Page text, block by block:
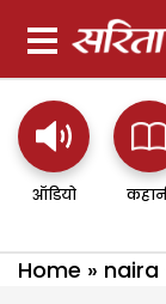
ऑडियो
Home »